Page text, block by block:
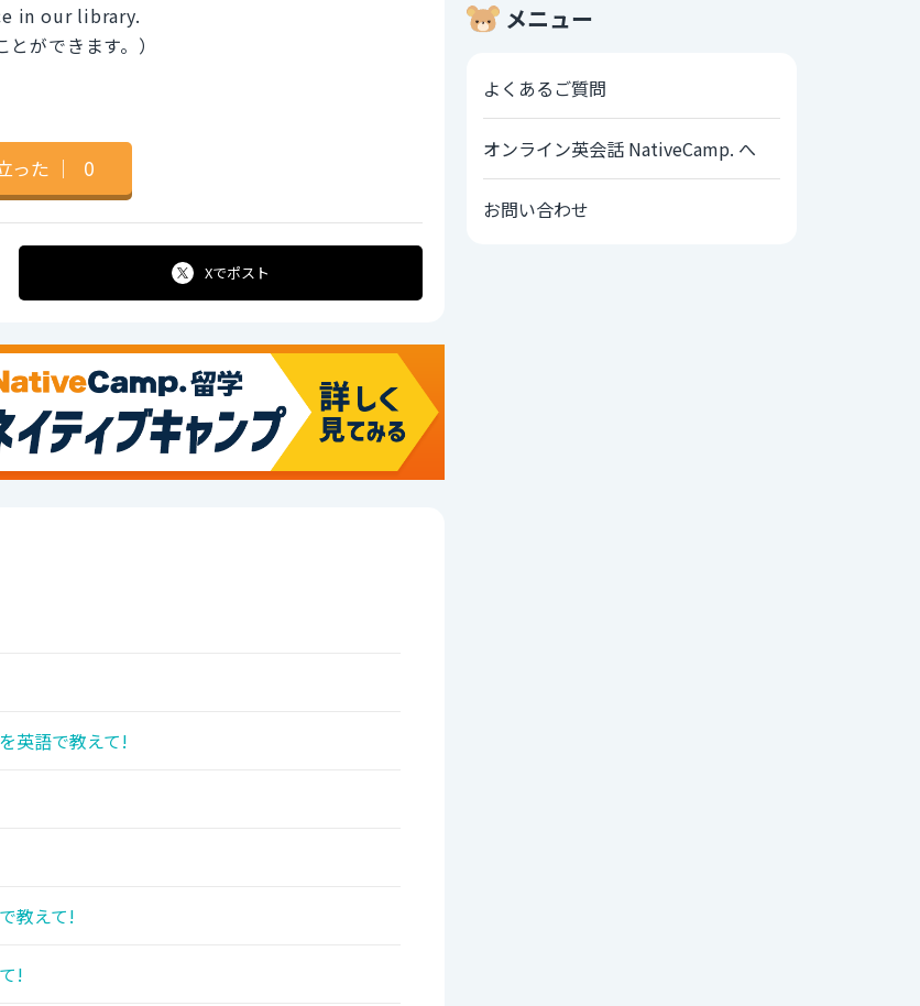
in our library.
ができます。）
った ｜ 0
Xでポスト
英語で教えて!
教えて!
!
メニュー
よくあるご質問
オンライン英会話 NativeCamp. へ
お問い合わせ